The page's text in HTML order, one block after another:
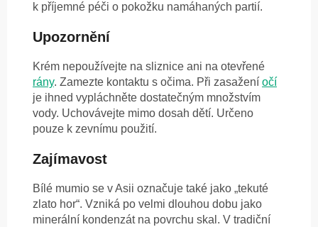
k příjemné péči o pokožku namáhaných partií.
Upozornění
Krém nepoužívejte na sliznice ani na otevřené
rány. Zamezte kontaktu s očima. Při zasažení očí
je ihned vypláchněte dostatečným množstvím
vody. Uchovávejte mimo dosah dětí. Určeno
pouze k zevnímu použití.
Zajímavost
Bílé mumio se v Asii označuje také jako „tekuté
zlato hor“. Vzniká po velmi dlouhou dobu jako
minerální kondenzát na povrchu skal. V tradiční